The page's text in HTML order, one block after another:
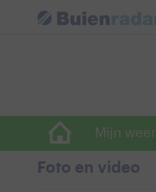
Mijn weer
Foto en video